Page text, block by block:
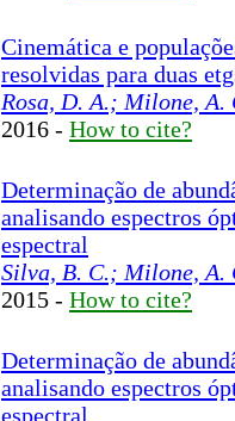
Cinemática e
resolvidas para duas
Rosa, D. A.; Milone, A.
2016 - How to cite?
Determinação de
analisando espectros
espectral
Silva, B. C.; Milone, A.
2015 - How to cite?
Determinação de
analisando espectros
espectral